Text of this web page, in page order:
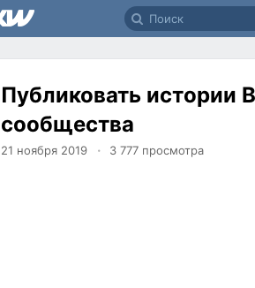
Публиковать истории
сообщества
21 ноября 2019 3 777 просмотра